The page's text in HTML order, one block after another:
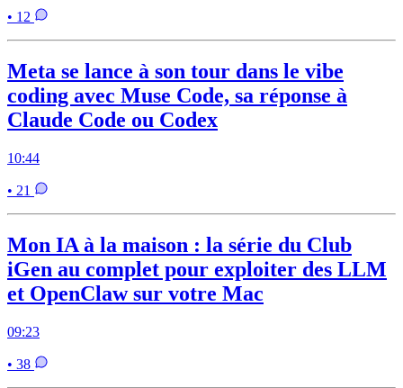
• 12
Meta se lance à son tour dans le vibe
coding avec Muse Code, sa réponse à
Claude Code ou Codex
10:44
• 21
Mon IA à la maison : la série du Club
iGen au complet pour exploiter des LLM
et OpenClaw sur votre Mac
09:23
• 38